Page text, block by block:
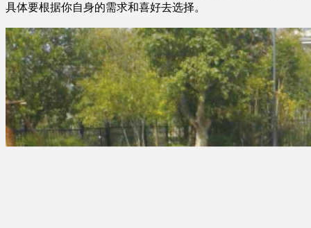
具体要根据你自身的需求和喜好去选择。